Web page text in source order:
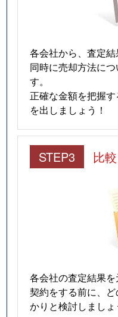
各会社から、査定結
同時に売却方法に
す。
正確な金額を把握
を出しましょう！
STEP3 比
各会社の査定結果を
契約をする前に、
かりと検討しましょ